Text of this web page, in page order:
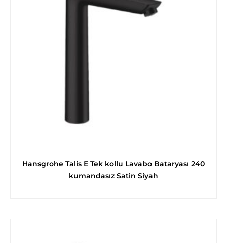
Hansgrohe Talis E Tek kollu Lavabo Bataryası 240
kumandasız Satin Siyah